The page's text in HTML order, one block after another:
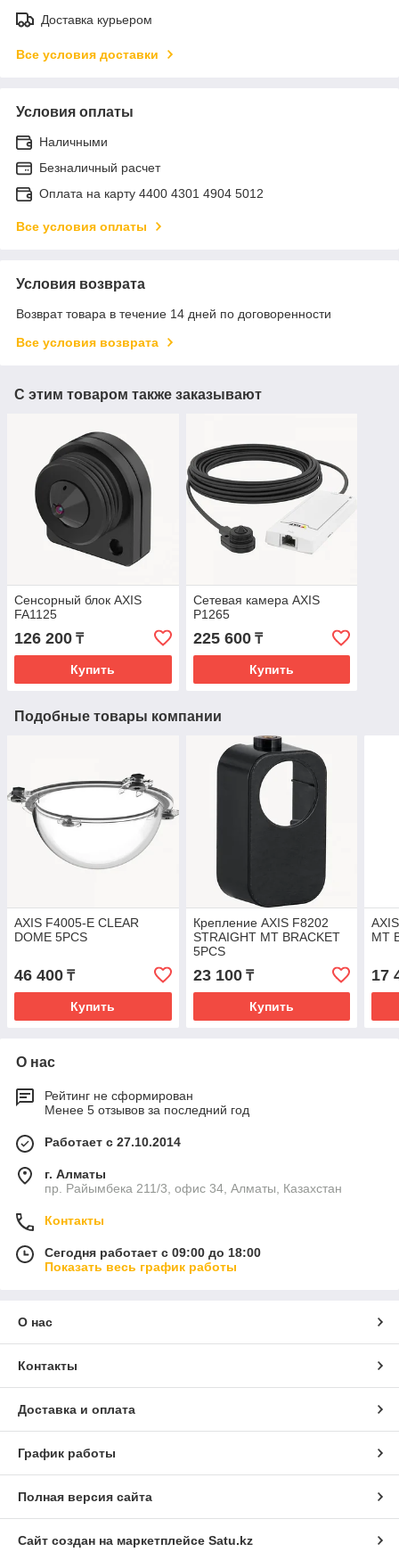
Доставка курьером
Все условия доставки
Условия оплаты
Наличными
Безналичный расчет
Оплата на карту 4400 4301 4904 5012
Все условия оплаты
Условия возврата
Возврат товара в течение 14 дней по договоренности
Все условия возврата
С этим товаром также заказывают
Сенсорный блок AXIS
FA1125
126 200 ₸
Купить
Сетевая камера AXIS
P1265
225 600₸
Купить
Подобные товары компании
AXIS F4005-E CLEAR
DOME 5PCS
46 400 ₸
Купить
Крепление AXIS F8202
STRAIGHT MT BRACKET
5PCS
23 100₸
Купить
MT
17
О нас
Рейтинг не сформирован
Менее 5 отзывов за последний год
Работает с 27.10.2014
г. Алматы
пр. Райымбека 211/3, офис 34, Алматы, Казахстан
Контакты
Сегодня работает с 09:00 до 18:00
Показать весь график работы
О нас
Контакты
Доставка и оплата
График работы
Полная версия сайта
Сайт создан на маркетплейсе Satu.kz